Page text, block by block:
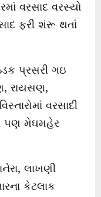
વરસાદ વરસ્યો
ફરી શંરૂ થતાં
પ્રસરી ગઇ
રાયસણ,
વરસાદી
પણ મેઘમહેર
લાખણી
કેટલાક